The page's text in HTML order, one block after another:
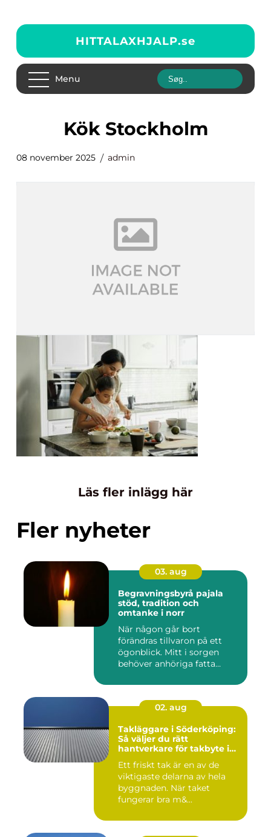
HITTALAXHJALP.se
Menu
kök Stockholm
08 november 2025 admin
Läs fler inlägg här
Fler nyheter
03. aug
Begravningsbyrå pajala
stöd, tradition och
omtanke i norr
När någon går bort
förändras tillvaron på ett
ögonblick. Mitt i sorgen
behöver anhöriga fatta
02. aug
Takläggare i Söderköping:
Så väljer du rätt
hantverkare för takbyte i
Ett friskt tak är en av de
viktigaste delarna av hela
byggnaden. När taket
fungerar bra m&...